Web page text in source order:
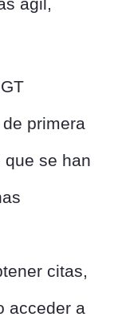
ágil,
primera
se han
citas,
acceder a